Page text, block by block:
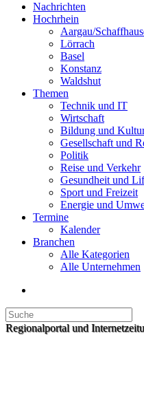
Nachrichten
Hochrhein
Aargau/
Lörrach
Basel
Konstanz
Waldshut
Themen
Technik und IT
Wirtschaft
Bildung und
Gesellschaft und
Politik
Reise und Verkehr
Gesundheit und
Sport und Freizeit
Energie und
Termine
Kalender
Branchen
Alle Kategorien
Alle Unternehmen
Regionalportal und